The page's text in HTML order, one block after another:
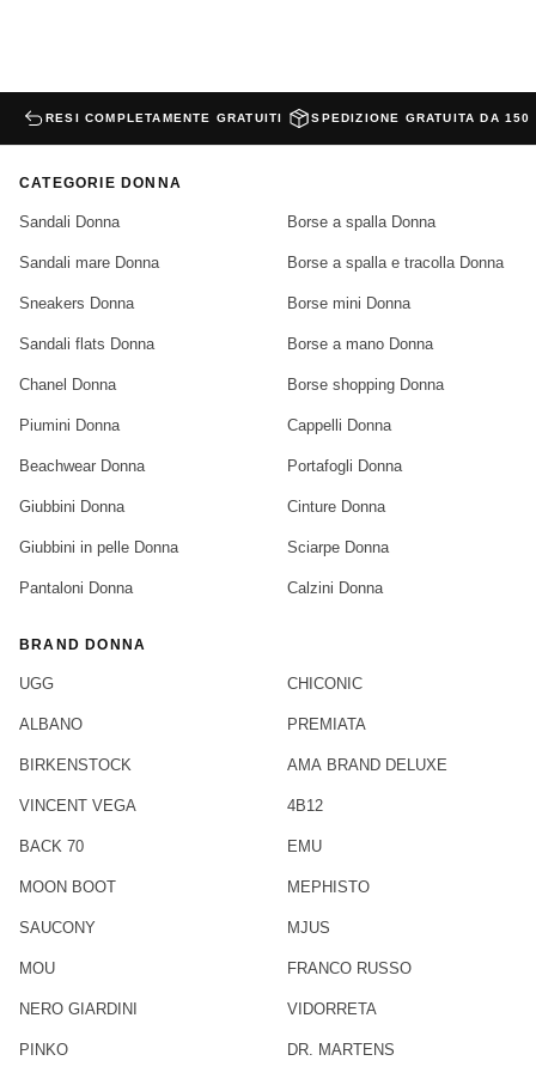
RESI COMPLETAMENTE GRATUITI SPEDIZIONE GRATUITA DA 150
CATEGORIE DONNA
Sandali Donna
Sandali mare Donna
Sneakers Donna
Sandali flats Donna
Chanel Donna
Piumini Donna
Beachwear Donna
Giubbini Donna
Giubbini in pelle Donna
Pantaloni Donna
Borse a spalla Donna
Borse a spalla e tracolla Donna
Borse mini Donna
Borse a mano Donna
Borse shopping Donna
Cappelli Donna
Portafogli Donna
Cinture Donna
Sciarpe Donna
Calzini Donna
BRAND DONNA
UGG
ALBANO
BIRKENSTOCK
VINCENT VEGA
BACK 70
MOON BOOT
SAUCONY
MOU
NERO GIARDINI
PINKO
CHICONIC
PREMIATA
AMA BRAND DELUXE
4B12
EMU
MEPHISTO
MJUS
FRANCO RUSSO
VIDORRETA
DR. MARTENS